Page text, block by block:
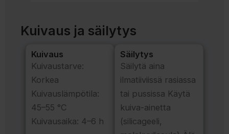
Kuivaus ja säilytys
Kuivaus
Kuivaustarve:
Korkea
Kuivauslämpötila:
45–55 °C
Kuivausaika: 4–6 h
Säilytys
Säilytä aina
ilmatiiviissä rasiassa
tai pussissa Käytä
kuiva-ainetta
(silicageeli,